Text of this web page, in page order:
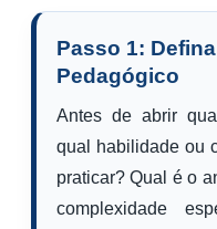
Passo 1:
Pedagógico
Antes de abrir
qual habilidade ou
praticar? Qual é o
complexidade